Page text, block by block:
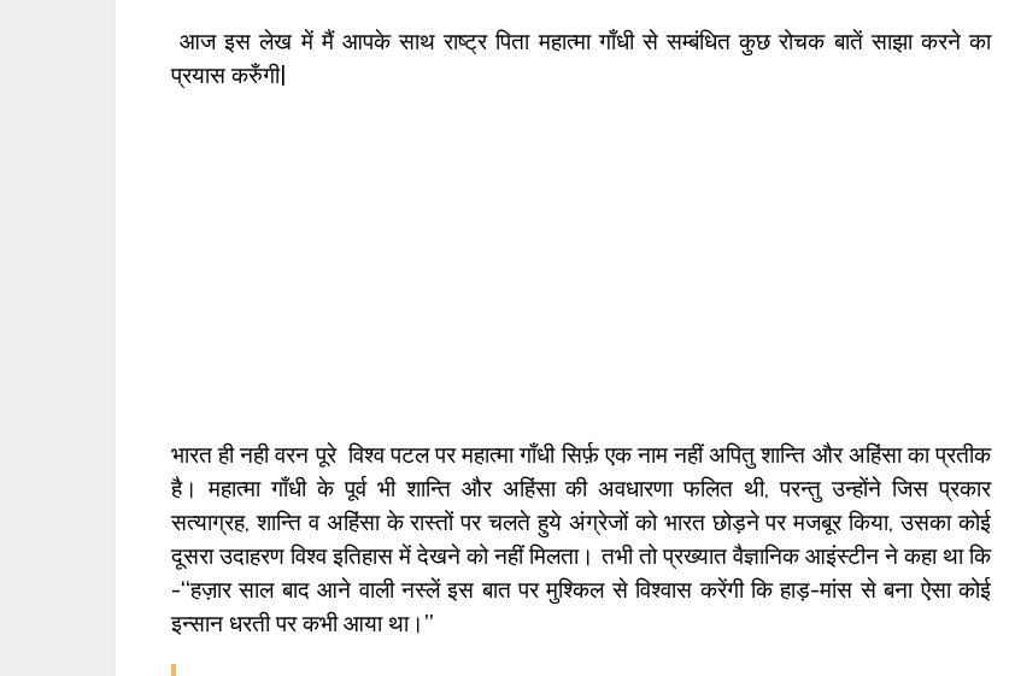
आज इस लेख में मैं आपके साथ राष्ट्र पिता महात्मा गाँधी से सम्बंधित कुछ रोचक बातें साझा करने का
प्रयास करुँगी|
भारत ही नही वरन पूरे विश्व पटल पर महात्मा गाँधी सिर्फ़ एक नाम नहीं अपितु शान्ति और अहिंसा का प्रतीक
है। महात्मा गाँधी के पूर्व भी शान्ति और अहिंसा की अवधारणा फलित थी, परन्तु उन्होंने जिस प्रकार
सत्याग्रह, शान्ति व अहिंसा के रास्तों पर चलते हुये अंग्रेजों को भारत छोड़ने पर मजबूर किया, उसका कोई
दूसरा उदाहरण विश्व इतिहास में देखने को नहीं मिलता। तभी तो प्रख्यात वैज्ञानिक आइंस्टीन ने कहा था कि
-‘‘हज़ार साल बाद आने वाली नस्लें इस बात पर मुश्किल से विश्वास करेंगी कि हाड़-मांस से बना ऐसा कोई
इन्सान धरती पर कभी आया था।’’